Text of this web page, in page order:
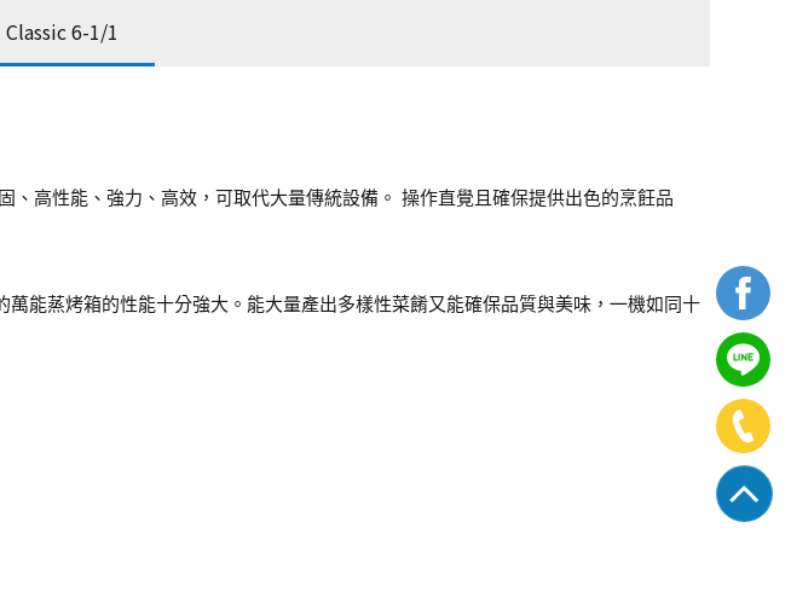
6-1/1
高性能、強力、高效，可取代大量傳統設備。 操作直覺且確保提供出色的烹飪品
能蒸烤箱的性能十分強大。能大量產出多樣性菜餚又能確保品質與美味，一機如同十